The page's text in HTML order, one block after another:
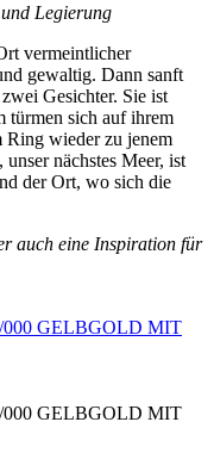
Legierung
vermeintlicher
gewaltig. Dann sanft
Gesichter. Sie ist
türmen sich auf ihrem
Ring wieder zu jenem
nächstes Meer, ist
der Ort, wo sich die
auch eine Inspiration für
000 GELBGOLD MIT
000 GELBGOLD MIT